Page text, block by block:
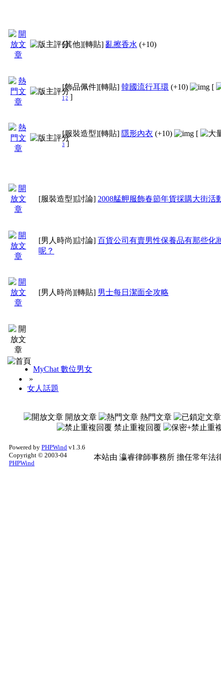
[其他][轉貼] 亂擦香水 (+10)
[飾品佩件][轉貼] 韓國流行耳環 (+10) [
1 2 ]
[服裝造型][轉貼] 隱形內衣 (+10) [
3 ]
[服裝造型][討論] 2008艋舺服飾春節年貨採購大街活
[男人時尚][討論] 百貨公司有賣男性保養品有那些化
呢？
[男人時尚][轉貼] 男士每日潔面全攻略
MyChat 數位男女
»
女人話題
開放文章
熱門文章
禁止重複回覆
Powered by PHPWind v1.3.6
Copyright © 2003-04
PHPWind
本站由 瀛睿律師事務所 擔任常年法